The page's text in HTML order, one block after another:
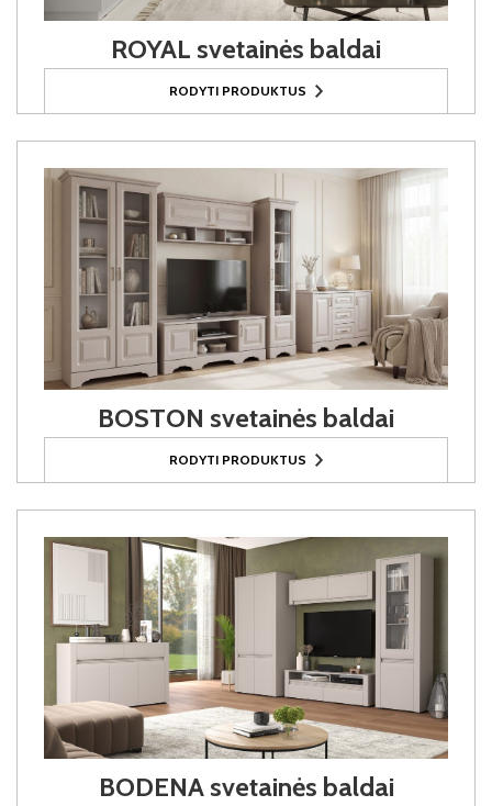
ROYAL svetainės baldai
RODYTI PRODUKTUS
BOSTON svetainės baldai
RODYTI PRODUKTUS
BODENA svetainės baldai